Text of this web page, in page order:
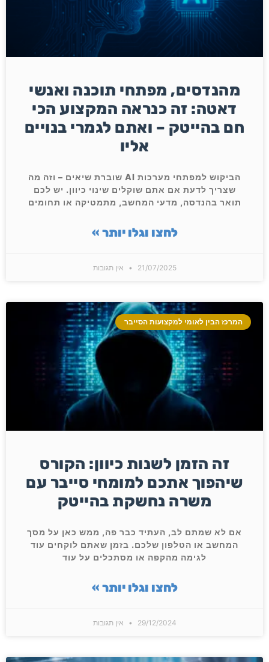
מהנדסים, מפתחי תוכנה ואנשי
דאטה: זה כנראה המקצוע הכי
חם בהייטק – ואתם לגמרי בנויים
אליו
הביקוש למפתחי מערכות AI שוברת שיאים – וזה מה
שצריך לדעת אם אתם שוקלים שינוי כיוון. יש לכם
תואר בהנדסה, מדעי המחשב, מתמטיקה או תחומים
לחצו וגלו יותר »
21/07/2025 אין תגובות
המרכז הבין לאומי למקצועות הסייבר
זה הזמן לשנות כיוון: הקורס
שיהפוך אתכם למומחי סייבר עם
משרה נחשקת בהייטק
אם לא שמתם לב, העתיד כבר פה, ממש כאן על מסך
המחשב או הטלפון שלכם. בזמן שאתם לוקחים עוד
לגימה מהקפה או מסתכלים על עוד
לחצו וגלו יותר »
29/12/2024 אין תגובות